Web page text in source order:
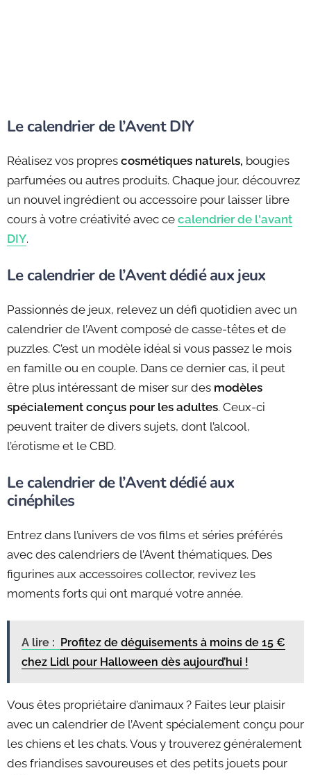
Le calendrier de l’Avent DIY
Réalisez vos propres cosmétiques naturels, bougies
parfumées ou autres produits. Chaque jour, découvrez
un nouvel ingrédient ou accessoire pour laisser libre
cours à votre créativité avec ce calendrier de l'avant
DIY.
Le calendrier de l’Avent dédié aux jeux
Passionnés de jeux, relevez un défi quotidien avec un
calendrier de l’Avent composé de casse-têtes et de
puzzles. C’est un modèle idéal si vous passez le mois
en famille ou en couple. Dans ce dernier cas, il peut
être plus intéressant de miser sur des modèles
spécialement conçus pour les adultes. Ceux-ci
peuvent traiter de divers sujets, dont l’alcool,
l’érotisme et le CBD.
Le calendrier de l’Avent dédié aux
cinéphiles
Entrez dans l’univers de vos films et séries préférés
avec des calendriers de l’Avent thématiques. Des
figurines aux accessoires collector, revivez les
moments forts qui ont marqué votre année.
A lire :
Profitez de déguisements à moins de 15 €
chez Lidl pour Halloween dès aujourd’hui !
Vous êtes propriétaire d’animaux ? Faites leur plaisir
avec un calendrier de l’Avent spécialement conçu pour
les chiens et les chats. Vous y trouverez généralement
des friandises savoureuses et des petits jouets pour